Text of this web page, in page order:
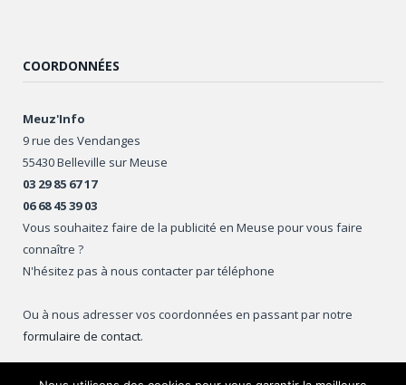
COORDONNÉES
Meuz'Info
9 rue des Vendanges
55430 Belleville sur Meuse
03 29 85 67 17
06 68 45 39 03
Vous souhaitez faire de la publicité en Meuse pour vous faire
connaître ?
N'hésitez pas à nous contacter par téléphone
Ou à nous adresser vos coordonnées en passant par notre
formulaire de contact.